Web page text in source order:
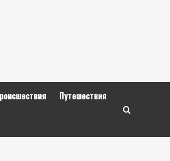
Путешествия